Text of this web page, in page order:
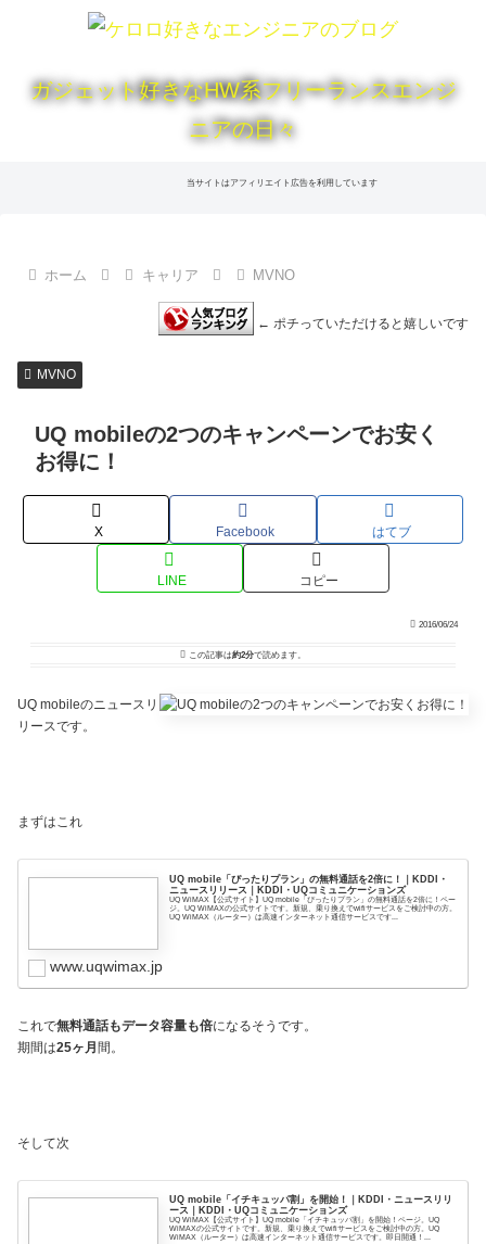
ガジェット好きなHW系フリーランスエンジ
ニアの日々
当サイトはアフィリエイト広告を利用しています
ホーム キャリア MVNO
← ポチっていただけると嬉しいです
MVNO
UQ mobileの2つのキャンペーンでお安く
お得に！
X Facebook はてブ
LINE コピー
2016/06/24
この記事は約2分で読めます。
UQ mobileのニュースリ
リースです。
まずはこれ
UQ mobile「ぴったりプラン」の無料通話を2倍に！｜KDDI・
ニュースリリース｜KDDI・UQコミュニケーションズ
UQ WiMAX【公式サイト】UQ mobile「ぴったりプラン」の無料通話を2倍に！ペー
ジ。UQ WiMAXの公式サイトです。新規、乗り換えでwifiサービスをご検討中の方。
UQ WiMAX（ルーター）は高速インターネット通信サービスです...
www.uqwimax.jp
これで無料通話もデータ容量も倍になるそうです。
期間は25ヶ月間。
そして次
UQ mobile「イチキュッパ割」を開始！｜KDDI・ニュースリリ
ース｜KDDI・UQコミュニケーションズ
UQ WiMAX【公式サイト】UQ mobile「イチキュッパ割」を開始！ページ。UQ
WiMAXの公式サイトです。新規、乗り換えでwifiサービスをご検討中の方。UQ
WiMAX（ルーター）は高速インターネット通信サービスです。即日開通！...